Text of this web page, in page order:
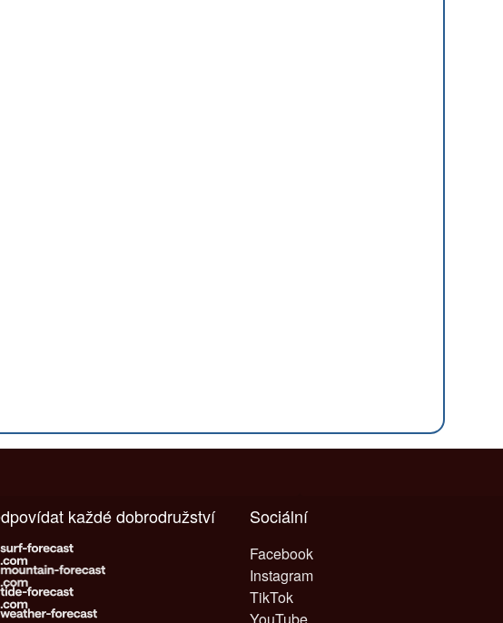
Sociální
Facebook
Instagram
TikTok
každé dobrodružství